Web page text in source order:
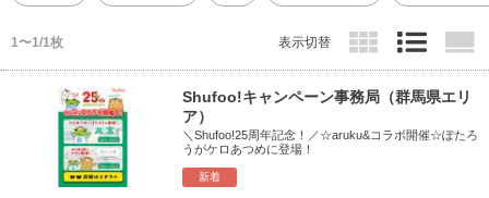
1〜1/1枚 表示切替
新着
Shufoo!キャンペーン事務局（群馬県エリ
ア）
＼Shufoo!25周年記念！／☆aruku&コラボ開催☆ぽたろ
うがケロあつめに登場！